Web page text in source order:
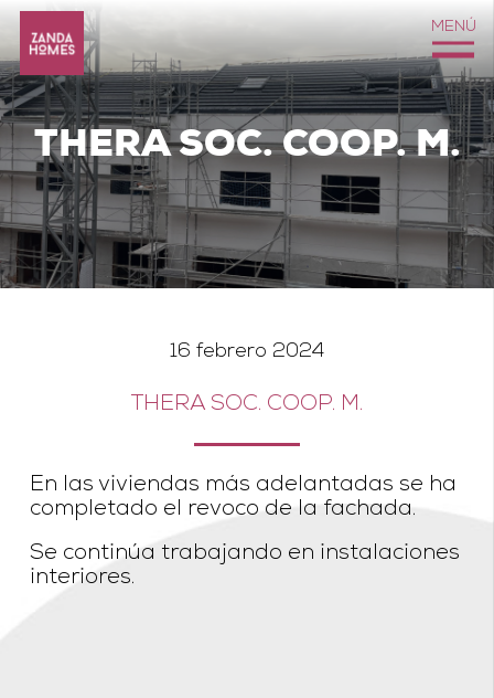
MENÚ
THERA SOC. COOP. M.
16 febrero 2024
THERA SOC. COOP. M.
En las viviendas más adelantadas se ha
completado el revoco de la fachada.
Se continúa trabajando en instalaciones
interiores.